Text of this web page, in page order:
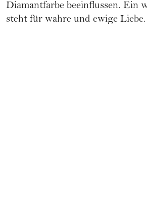
Diamantfarbe beeinflussen. Ein
steht für wahre und ewige Liebe.